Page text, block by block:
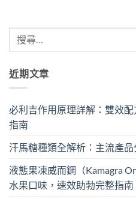
近期文章
必利吉作用原理詳解：雙效
指南
汗馬糖種類全解析：主流產
液態果凍威而鋼（Kamagra
水果口味，速效助勃完整指南